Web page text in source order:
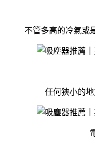
不管多高的冷氣或
任何狹小的